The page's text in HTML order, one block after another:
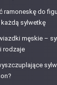
ramoneskę do
sylwetkę
męskie –
rodzaje